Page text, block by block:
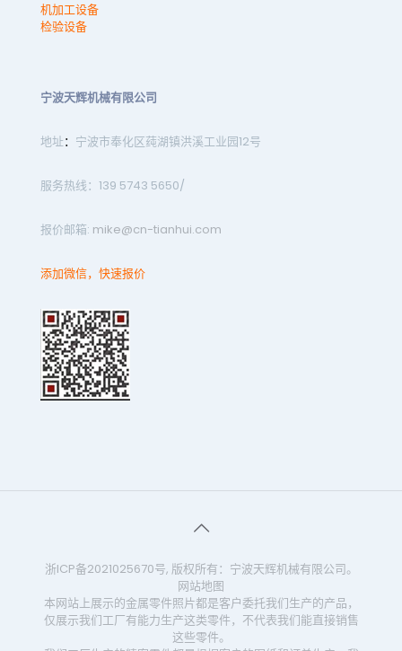
机加工设备
检验设备
宁波天辉机械有限公司
地址： 宁波市奉化区莼湖镇洪溪工业园12号
服务热线：139 5743 5650/
报价邮箱: mike@cn-tianhui.com
添加微信，快速报价
浙ICP备2021025670号, 版权所有：宁波天辉机械有限公司。
网站地图
本网站上展示的金属零件照片都是客户委托我们生产的产品，
仅展示我们工厂有能力生产这类零件，不代表我们能直接销售
这些零件。